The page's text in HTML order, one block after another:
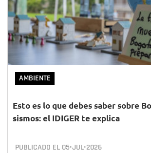
AMBIENTE
Esto es lo que debes saber sobre
sismos: el IDIGER te explica
PUBLICADO EL 05•JUL•2026